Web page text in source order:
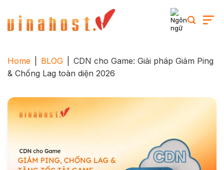
content
Home BLOG
CDN cho Game: Giải pháp Giảm Ping
& Chống Lag toàn diện 2026